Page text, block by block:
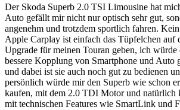
Der Skoda Superb 2.0 TSI Limousine hat
Auto gefällt mir nicht nur optisch sehr gut,
angenehm und trotzdem sportlich fahren.
Apple Carplay ist einfach das Tüpfelchen auf
Upgrade für meinen Touran geben, ich würde
bessere Kopplung von Smartphone und Auto
und dabei ist sie auch noch gut zu bedienen
persönlich würde mir den Superb wie schon
kaufen, mit dem 2.0 TDI Motor und natürlich
mit technischen Features wie SmartLink und